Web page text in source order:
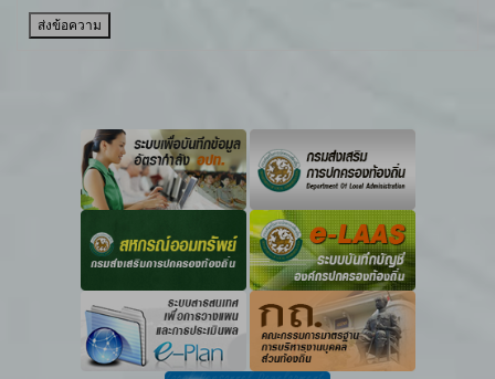
ส่งข้อความ